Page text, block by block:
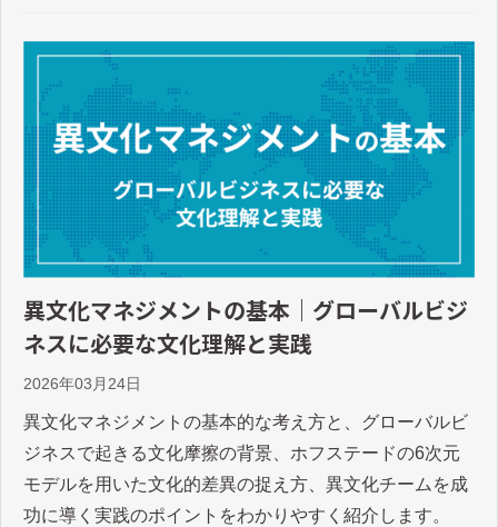
異文化マネジメントの基本｜グローバルビジ
ネスに必要な文化理解と実践
2026年03月24日
異文化マネジメントの基本的な考え方と、グローバルビ
ジネスで起きる文化摩擦の背景、ホフステードの6次元
モデルを用いた文化的差異の捉え方、異文化チームを成
功に導く実践のポイントをわかりやすく紹介します。